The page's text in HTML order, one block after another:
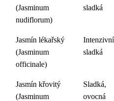
(Jasminum
nudiflorum)
sladká
Jasmín lékařský
(Jasminum
officinale)
sladká
Jasmín křovitý
(Jasminum
Sladká,
ovocná